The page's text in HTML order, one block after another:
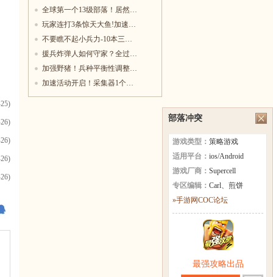
全球第一个13级部落！居然…
玩家连打3条惊天大鱼!加速…
不要瞧不起小兵力-10本三…
援兵炸弹人如何守家？全过…
加强野猪！兵种平衡性调整…
加速活动开启！采集器1个…
部落冲突
游戏类型： 策略游戏
适用平台： ios/Android
游戏厂商： Supercell
专区编辑： Carl、煎饼
»手游网COC论坛
最强攻略出品